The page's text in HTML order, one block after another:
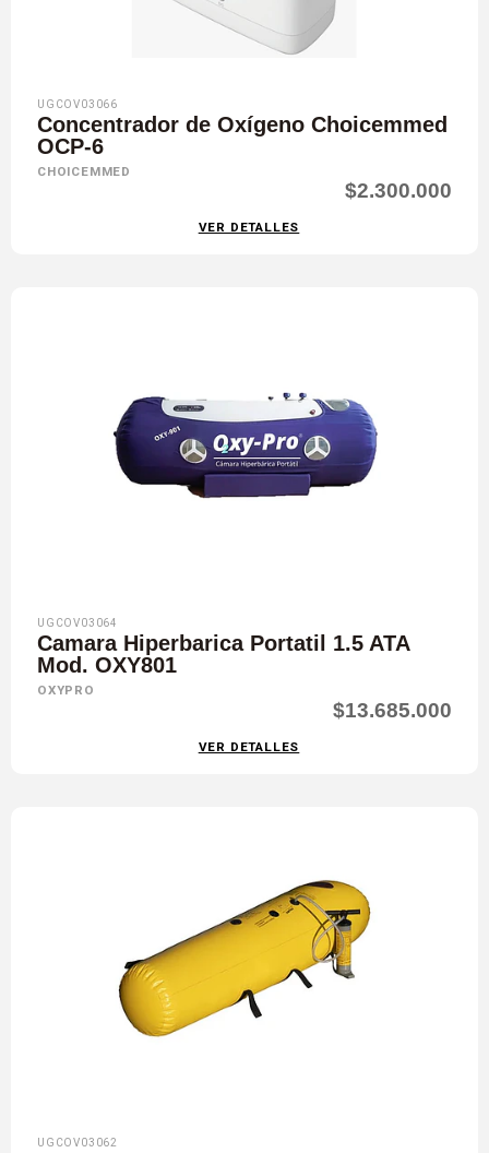
UGCOV03066
Concentrador de Oxígeno Choicemmed
OCP-6
CHOICEMMED
$2.300.000
VER DETALLES
UGCOV03064
Camara Hiperbarica Portatil 1.5 ATA
Mod. OXY801
OXYPRO
$13.685.000
VER DETALLES
UGCOV03062